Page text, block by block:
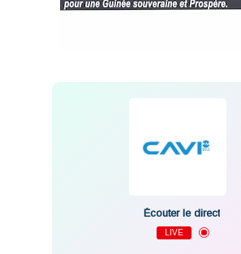
Écouter le direct
LIVE